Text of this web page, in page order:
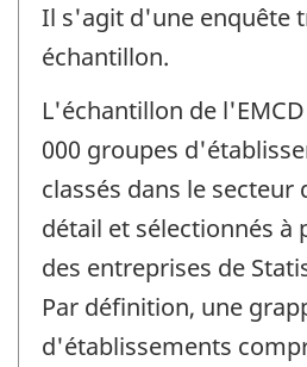
Il s'agit d'une enquête
échantillon.
L'échantillon de
000 groupes
classés dans le
détail et sélectionnés à
des entreprises de
Par définition, une
d'établissements